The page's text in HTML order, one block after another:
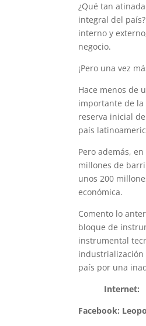
¿Qué tan
integral del
interno y
negocio.
¡Pero una vez
Hace menos de
importante de
reserva inicial
país
Pero además,
millones de
unos 200
económica.
Comento lo
bloque de
instrumental
industrialización
país por una
Internet:
Facebook: